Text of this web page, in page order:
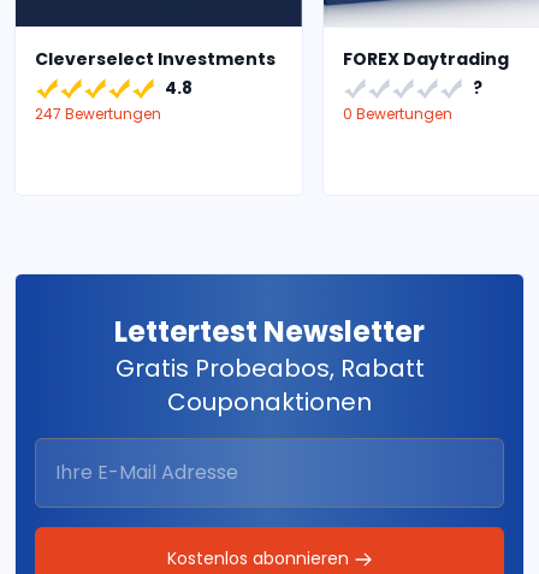
Cleverselect Investments
4.8
247 Bewertungen
FOREX Daytrading
?
0 Bewertungen
Lettertest Newsletter
Gratis Probeabos, Rabatt
Couponaktionen
Kostenlos abonnieren